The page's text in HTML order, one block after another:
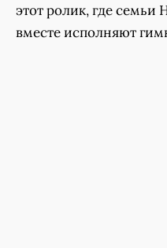
этот ролик, где семьи
вместе исполняют